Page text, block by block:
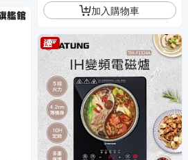
加入購物車